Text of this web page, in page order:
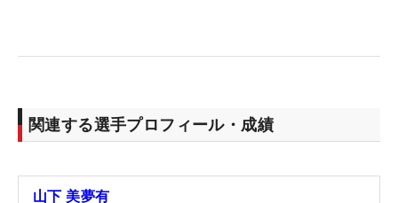
関連する選手プロフィール・成績
山下 美夢有